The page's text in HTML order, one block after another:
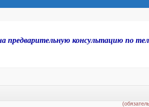
консультацию по